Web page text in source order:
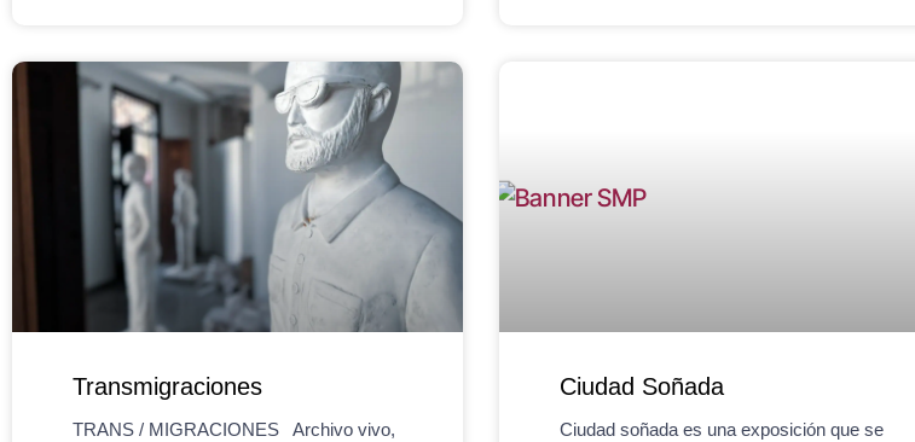
Transmigraciones
TRANS / MIGRACIONES Archivo vivo,
Ciudad Soñada
Ciudad soñada es una exposición que se